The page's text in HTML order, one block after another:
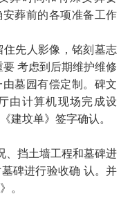
葬前的各项准备工作
先人影像，铭刻墓志
考虑到后期维护维修
墓园有偿定制。碑文
由计算机现场完成设
建坟单》签字确认。
挡土墙工程和墓碑进
碑进行验收确 认。并
。